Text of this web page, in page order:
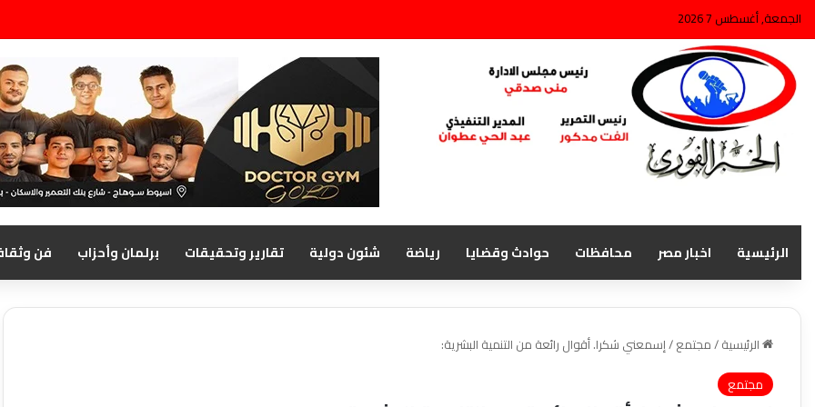
الجمعة, أغسطس 7 2026
الرئيسية اخبار مصر محافظات حوادث وقضايا رياضة شئون دولية تقارير وتحقيقات برلمان وأحزاب فن
الرئيسية/مجتمع/إسمعني شكرا. أقوال رائعة من التنمية البشرية:
مجتمع